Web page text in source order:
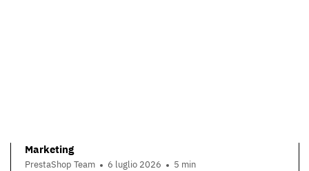
Marketing
PrestaShop Team 6 luglio 2026 5 min